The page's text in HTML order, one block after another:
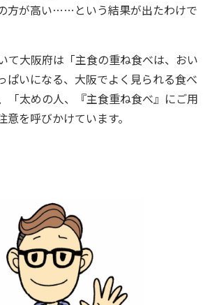
方が高い……という結果が出たわけで
て大阪府は「主食の重ね食べは、おい
ぱいになる、大阪でよく見られる食べ
「太めの人、『主食重ね食べ』にご用
を呼びかけています。